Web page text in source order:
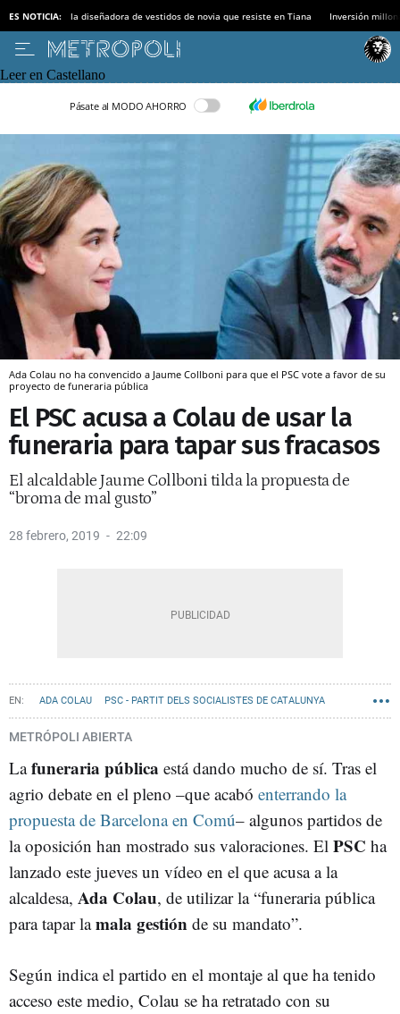
ES NOTICIA: la diseñadora de vestidos de novia que resiste en Tiana Inversión
Leer en Castellano
Pásate al MODO AHORRO
Ada Colau no ha convencido a Jaume Collboni para que el PSC vote a favor de su
proyecto de funeraria pública
El PSC acusa a Colau de usar la
funeraria para tapar sus fracasos
El alcaldable Jaume Collboni tilda la propuesta de
“broma de mal gusto”
28 febrero, 2019 22:09
ADA COLAU PSC - PARTIT DELS SOCIALISTES DE CATALUNYA
BARCELONA EN COMÚ
METRÓPOLI ABIERTA
Lafuneraria pública está dando mucho de sí. Tras el
agrio debate en el pleno –que acabó enterrando la
propuesta de Barcelona en Comú– algunos partidos de
la oposición han mostrado sus valoraciones. El PSC ha
lanzado este jueves un vídeo en el que acusa a la
alcaldesa, Ada Colau, de utilizar la “funeraria pública
para tapar lamala gestión de su mandato”.
Según indica el partido en el montaje al que ha tenido
acceso este medio, Colau se ha retratado con su